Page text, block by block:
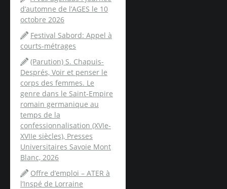
d’automne de l’AGES le 10
octobre 2026
Festival Sabord: Appel à
courts-métrages
(Parution) S. Chapuis-
Després, Voir et penser le
corps des femmes. Le
genre dans le Saint-Empire
romain germanique au
temps de la
confessionnalisation (XVIe-
XVIIe siècles), Presses
Universitaires Savoie Mont
Blanc, 2026
Offre d’emploi – ATER à
l’Inspé de Lorraine